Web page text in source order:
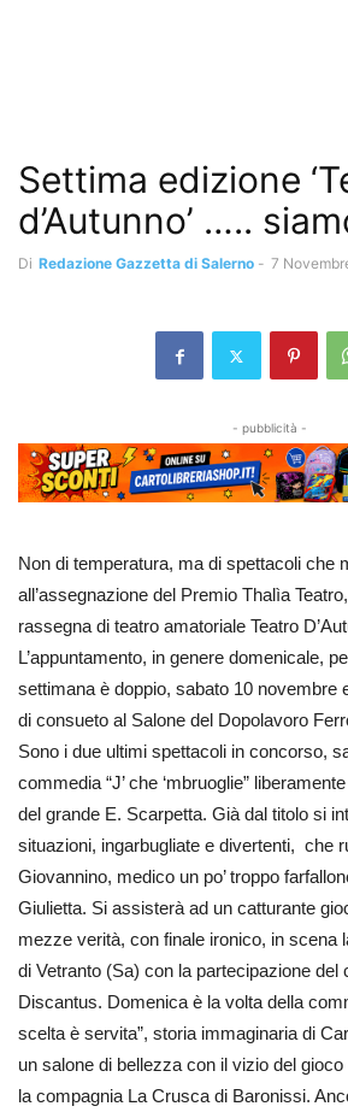
Settima edizione
d’Autunno’ …..
Di Redazione Gazzetta di Salerno - 7
- pubblicità -
Non di temperatura, ma di spettacoli che
all’assegnazione del Premio Thalìa
rassegna di teatro amatoriale Teatro
L’appuntamento, in genere domenicale,
settimana è doppio, sabato 10 novembre
di consueto al Salone del Dopolavoro
Sono i due ultimi spettacoli in concorso,
commedia “J’ che ‘mbruoglie”
del grande E. Scarpetta. Già dal titolo si
situazioni, ingarbugliate e divertenti, che
Giovannino, medico un po’ troppo
Giulietta. Si assisterà ad un catturante
mezze verità, con finale ironico, in scena
di Vetranto (Sa) con la partecipazione del
Discantus. Domenica è la volta della
scelta è servita”, storia immaginaria di
un salone di bellezza con il vizio del gioco
la compagnia La Crusca di Baronissi.